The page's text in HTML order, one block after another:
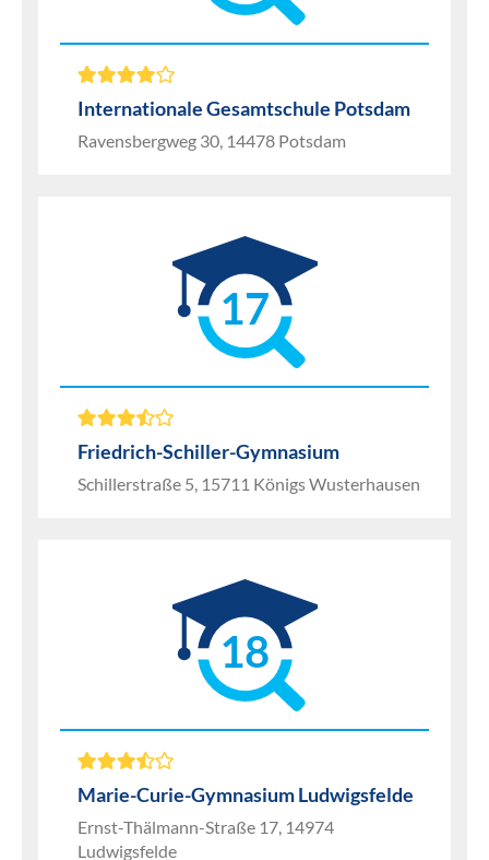
Internationale Gesamtschule Potsdam
Ravensbergweg 30, 14478 Potsdam
17
Friedrich-Schiller-Gymnasium
Schillerstraße 5, 15711 Königs Wusterhausen
18
Marie-Curie-Gymnasium Ludwigsfelde
Ernst-Thälmann-Straße 17, 14974
Ludwigsfelde